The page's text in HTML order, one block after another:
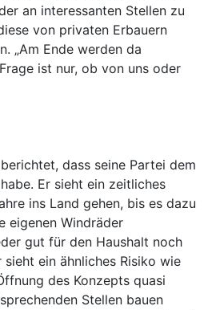
an interessanten Stellen zu
von privaten Erbauern
„Am Ende werden da
ist nur, ob von uns oder
dass seine Partei dem
Er sieht ein zeitliches
ins Land gehen, bis es dazu
eigenen Windräder
gut für den Haushalt noch
ein ähnliches Risiko wie
des Konzepts quasi
Stellen bauen